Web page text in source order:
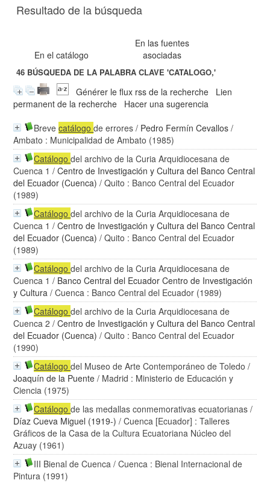
Resultado de la búsqueda
En el catálogo
En las fuentes
asociadas
46 BÚSQUEDA DE LA PALABRA CLAVE'CATALOGO,'
Générer le flux rss de la recherche
Lien
permanent de la recherche
Hacer una sugerencia
Brevecatálogode errores / Pedro Fermín Cevallos /
Ambato : Municipalidad de Ambato (1985)
Catálogodel archivo de la Curia Arquidiocesana de
Cuenca 1 /Centro de Investigación y Cultura del Banco Central
del Ecuador (Cuenca) / Quito : Banco Central del Ecuador
(1989)
Catálogodel archivo de la Curia Arquidiocesana de
Cuenca 1 /Centro de Investigación y Cultura del Banco Central
del Ecuador (Cuenca) / Quito : Banco Central del Ecuador
(1989)
Catálogodel archivo de la Curia Arquidiocesana de
Cuenca 1 / Banco Central del Ecuador Centro de Investigación
y Cultura / Cuenca : Banco Central del Ecuador (1989)
Catálogodel archivo de la Curia Arquidiocesana de
Cuenca 2 /Centro de Investigación y Cultura del Banco Central
del Ecuador (Cuenca) / Quito : Banco Central del Ecuador
(1990)
Catálogodel Museo de Arte Contemporáneo de Toledo /
Joaquín de la Puente / Madrid : Ministerio de Educación y
Ciencia (1975)
Catálogode las medallas conmemorativas ecuatorianas /
Díaz Cueva Miguel (1919-) / Cuenca [Ecuador] : Talleres
Gráficos de la Casa de la Cultura Ecuatoriana Núcleo del
Azuay (1961)
III Bienal de Cuenca / Cuenca : Bienal Internacional de
Pintura (1991)